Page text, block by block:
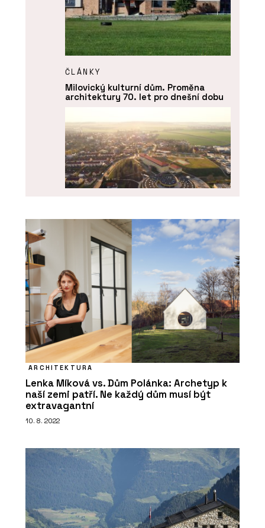
ČLÁNKY
Milovický kulturní dům. Proměna
architektury 70. let pro dnešní dobu
ČLÁNKY
Líbeznice věří architektům. Nový
školní pavilon přirozeně zapadá do
krajiny i struktury obce
PRODUKTY
ARCHITEKTURA
Lenka Míková vs. Dům Polánka: Archetyp k
naší zemi patří. Ne každý dům musí být
extravagantní
10. 8. 2022